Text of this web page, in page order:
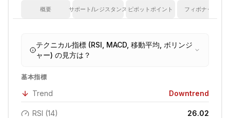
概要 サポート/レジスタンス ピボットポイント フィボナッチ
テクニカル指標 (RSI, MACD, 移動平均, ボリンジ
ャー) の見方は？
基本指標
Trend Downtrend
RSI (14) 26.02